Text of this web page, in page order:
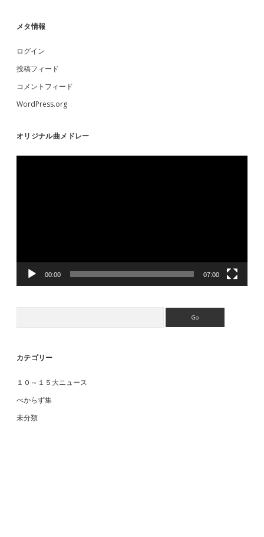
メタ情報
ログイン
投稿フィード
コメントフィード
WordPress.org
オリジナル曲メドレー
00:00 07:00
カテゴリー
１０～１５大ニュース
べからず集
未分類